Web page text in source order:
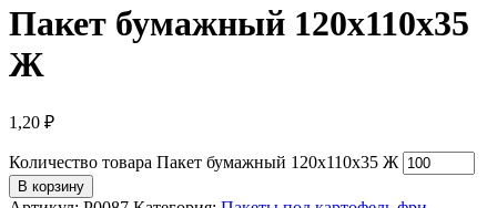
Пакет бумажный 120х110х35
Ж
1,20 ₽
Количество товара Пакет бумажный 120х110х35 Ж
В корзину